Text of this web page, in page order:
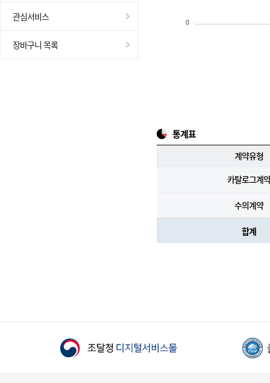
관심서비스
장바구니 목록
0
통계표
계약유형
카탈로그계약
수의계약
합계